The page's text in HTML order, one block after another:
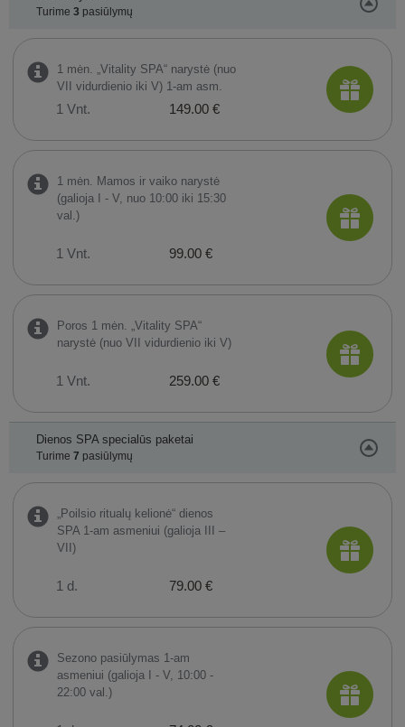
Turime 3 pasiūlymų
1 mėn. „Vitality SPA“ narystė (nuo
VII vidurdienio iki V) 1-am asm.
1 Vnt. 149.00 €
1 mėn. Mamos ir vaiko narystė
(galioja I - V, nuo 10:00 iki 15:30
val.)
1 Vnt. 99.00 €
Poros 1 mėn. „Vitality SPA“
narystė (nuo VII vidurdienio iki V)
1 Vnt. 259.00 €
Dienos SPA specialūs paketai
Turime 7 pasiūlymų
„Poilsio ritualų kelionė“ dienos
SPA 1-am asmeniui (galioja III –
VII)
1 d. 79.00 €
Sezono pasiūlymas 1-am
asmeniui (galioja I - V, 10:00 -
22:00 val.)